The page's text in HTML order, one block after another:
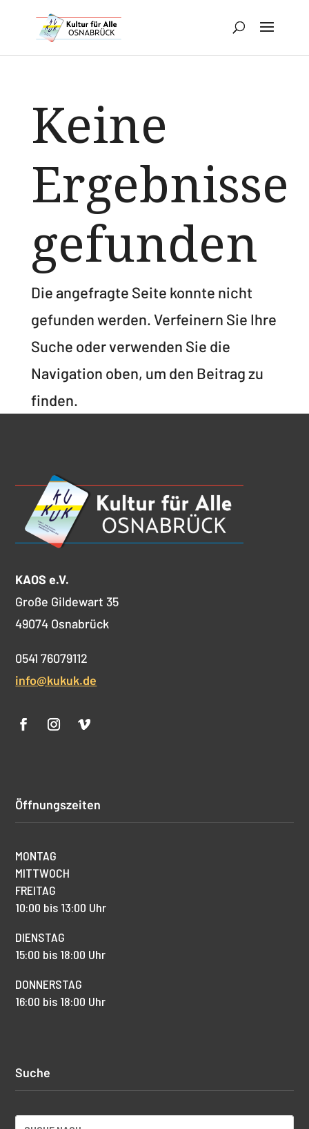
Keine
Ergebnisse
gefunden
Die angefragte Seite konnte nicht
gefunden werden. Verfeinern Sie Ihre
Suche oder verwenden Sie die
Navigation oben, um den Beitrag zu
finden.
KAOS e.V.
Große Gildewart 35
49074 Osnabrück
0541 76079112
info@kukuk.de
Öffnungszeiten
MONTAG
MITTWOCH
FREITAG
10:00 bis 13:00 Uhr
DIENSTAG
15:00 bis 18:00 Uhr
DONNERSTAG
16:00 bis 18:00 Uhr
Suche